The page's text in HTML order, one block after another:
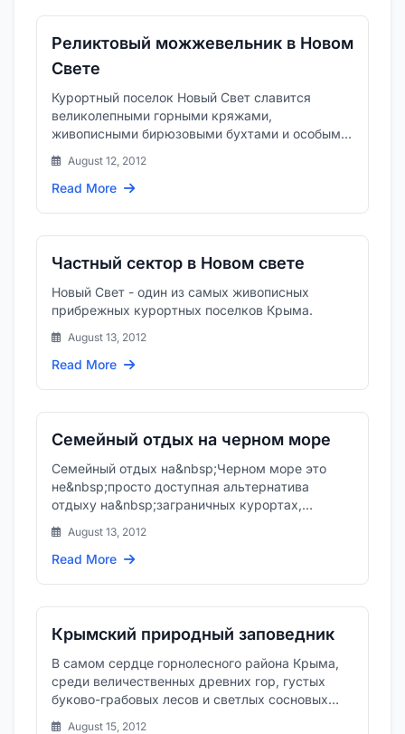
Реликтовый можжевельник в Новом
Свете
Курортный поселок Новый Свет славится
великолепными горными кряжами,
живописными бирюзовыми бухтами и особым
целебным воздухом, наполненным запахом
хв...
August 12, 2012
Read More
Частный сектор в Новом свете
Новый Свет - один из самых живописных
прибрежных курортных поселков Крыма.
August 13, 2012
Read More
Семейный отдых на черном море
Семейный отдых на&nbsp;Черном море это
не&nbsp;просто доступная альтернатива
отдыху на&nbsp;заграничных курортах,
но&nbsp;и&nbsp;оздоровление в&nbsp;у...
August 13, 2012
Read More
Крымский природный заповедник
В самом сердце горнолесного района Крыма,
среди величественных древних гор, густых
буково-грабовых лесов и светлых сосновых
рощ некогда простирались ц...
August 15, 2012